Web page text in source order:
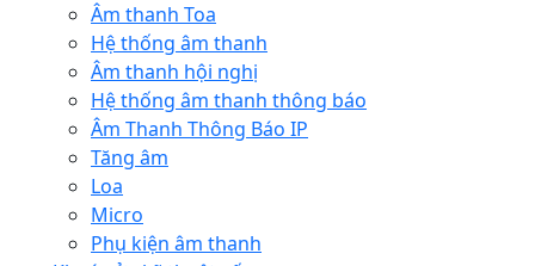
Âm thanh Toa
Hệ thống âm thanh
Âm thanh hội nghị
Hệ thống âm thanh thông báo
Âm Thanh Thông Báo IP
Tăng âm
Loa
Micro
Phụ kiện âm thanh